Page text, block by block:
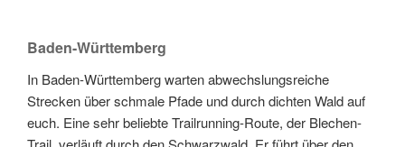
Baden-Württemberg
In Baden-Württemberg warten abwechslungsreiche
Strecken über schmale Pfade und durch dichten Wald auf
euch. Eine sehr beliebte Trailrunning-Route, der Blechen-